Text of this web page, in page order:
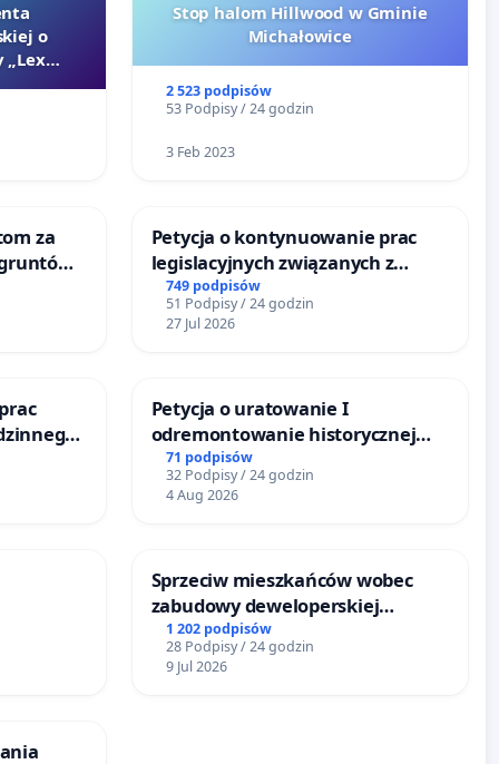
o
„Lex
Stop halom Hillwood w Gminie
Michałowice
2 523 podpisów
53 Podpisy / 24 godzin
3 Feb 2023
za
Petycja o kontynuowanie prac
legislacyjnych związanych z
reformą prawa rodzinnego
749 podpisów
51 Podpisy / 24 godzin
27 Jul 2026
Petycja o uratowanie I
odremontowanie historycznej
Lokomotywy sm42-914
71 podpisów
32 Podpisy / 24 godzin
4 Aug 2026
Sprzeciw mieszkańców wobec
zabudowy deweloperskiej
terenow zielonych w rejonie
Bulwarów Straceńskich w
Bielsku-Białej
1 202 podpisów
28 Podpisy / 24 godzin
9 Jul 2026